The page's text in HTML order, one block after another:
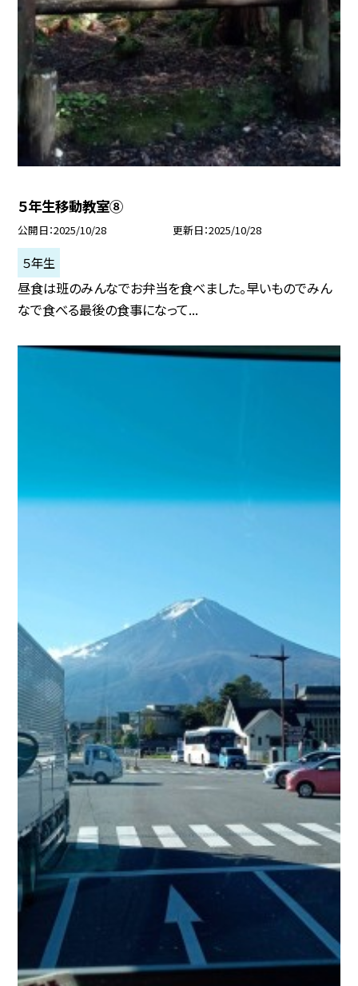
５年生移動教室⑧
公開日 2025/10/28 更新日 2025/10/28
５年生
昼食は班のみんなでお弁当を食べました。早いものでみん
なで食べる最後の食事になって...